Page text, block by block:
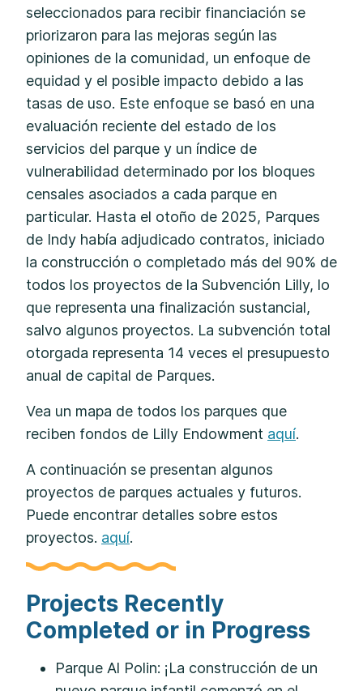
seleccionados para recibir financiación se
priorizaron para las mejoras según las
opiniones de la comunidad, un enfoque de
equidad y el posible impacto debido a las
tasas de uso. Este enfoque se basó en una
evaluación reciente del estado de los
servicios del parque y un índice de
vulnerabilidad determinado por los bloques
censales asociados a cada parque en
particular. Hasta el otoño de 2025, Parques
de Indy había adjudicado contratos, iniciado
la construcción o completado más del 90% de
todos los proyectos de la Subvención Lilly, lo
que representa una finalización sustancial,
salvo algunos proyectos. La subvención total
otorgada representa 14 veces el presupuesto
anual de capital de Parques.
Vea un mapa de todos los parques que
reciben fondos de Lilly Endowment aquí.
A continuación se presentan algunos
proyectos de parques actuales y futuros.
Puede encontrar detalles sobre estos
proyectos. aquí.
Projects Recently
Completed or in Progress
Parque Al Polin: ¡La construcción de un